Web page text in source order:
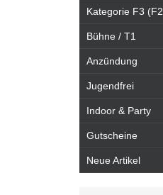
Kategorie F3
Bühne / T1
Anzündung
Jugendfrei
Indoor & Party
Gutscheine
Neue Artikel